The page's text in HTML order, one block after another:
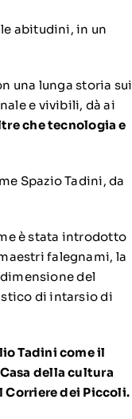
abitudini, in un
una lunga storia sui
e vivibili, dà ai
che tecnologia e
Spazio Tadini, da
è stata introdotto
falegnami, la
del
di intarsio di
Tadini come il
della cultura
Corriere dei Piccoli.